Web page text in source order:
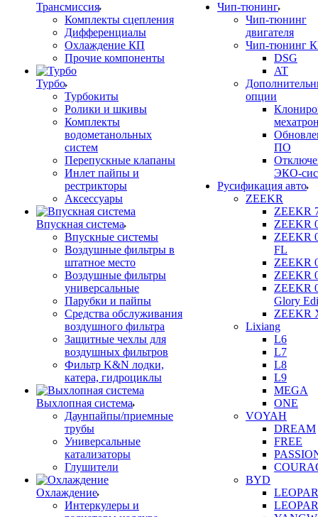
Трансмиссия
Комплекты сцепления
Дифференциалы
Охлаждение КП
Прочие компоненты
Турбо
Турбокиты
Ролики и шкивы
Комплекты
водометанольных
систем
Перепускные клапаны
Инлет пайпы и
рестрикторы
Аксессуары
Впускная система
Впускные системы
Воздушные фильтры в
штатное место
Воздушные фильтры
универсальные
Парубки и пайпы
Средства обслуживания
воздушного фильтра
Защитные чехлы для
воздушных фильтров
Фильтр K&N лодки,
катера, гидроциклы
Выхлопная система
Даунпайпы/приемные
трубы
Универсальные
катализаторы
Глушители
Охлаждение
Интеркулеры и
Чип-тюнинг
Чип-тюнинг
двигателя
Чип-тюнинг
DSG
AT
опции
ПО
ЭКО-
Русификация авто
ZEEKR
ZEEKR
ZEEKR
ZEEKR
FL
ZEEKR
ZEEKR
ZEEKR
Glory
ZEEKR
Lixiang
L6
L7
L8
L9
MEGA
ONE
VOYAH
DREAM
FREE
BYD